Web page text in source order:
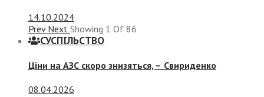
14.10.2024
Prev Next Showing 1 Of 86
СУСПIЛЬСТВО
Ціни на АЗС скоро знизяться, – Свириденко
08.04.2026